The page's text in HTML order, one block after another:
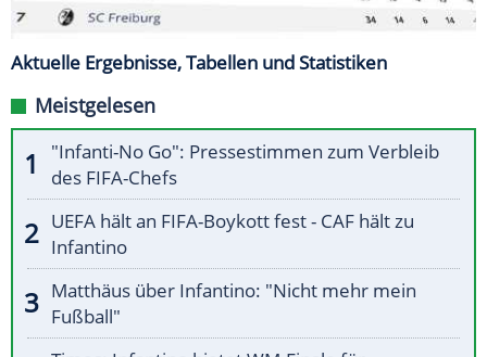
Aktuelle Ergebnisse, Tabellen und Statistiken
Meistgelesen
"Infanti-No Go": Pressestimmen zum Verbleib
des FIFA-Chefs
UEFA hält an FIFA-Boykott fest - CAF hält zu
Infantino
Matthäus über Infantino: "Nicht mehr mein
Fußball"